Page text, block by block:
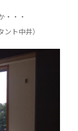
・・・
ト中井）